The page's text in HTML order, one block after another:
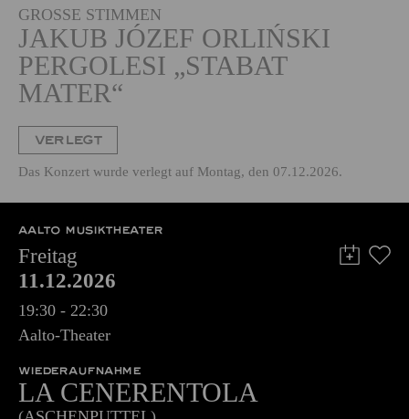
19:00
GROSSE STIMMEN
JAKUB JÓZEF ORLIŃSKI
PERGOLESI „STABAT
MATER“
Das Konzert wurde verlegt auf Montag, den 07.12.2026.
AALTO MUSIKTHEATER
Freitag
11.12.2026
19:30 - 22:30
Aalto-Theater